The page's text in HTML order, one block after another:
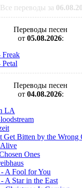
Все переводы за
Переводы песен
от 05.08.2026:
Freak
Petal
Переводы песен
от 04.08.2026:
LA
Get Bitten by the Wrong
Ones
- A Fool for You
- A Star in the East